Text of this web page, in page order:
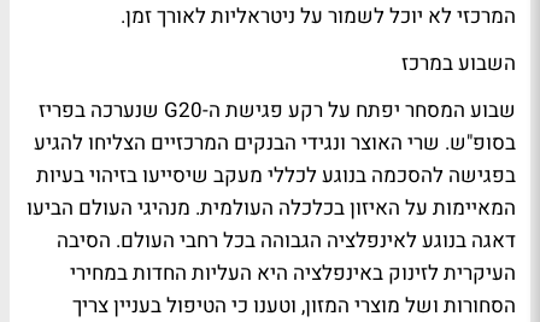
המרכזי לא יוכל לשמור על ניטראליות לאורך זמן.
השבוע במרכז
שבוע המסחר יפתח על רקע פגישת ה-G20 שנערכה בפריז
בסופ"ש. שרי האוצר ונגידי הבנקים המרכזיים הצליחו להגיע
בפגישה להסכמה בנוגע לכללי מעקב שיסייעו בזיהוי בעיות
המאיימות על האיזון בכלכלה העולמית. מנהיגי העולם הביעו
דאגה בנוגע לאינפלציה הגבוהה בכל רחבי העולם. הסיבה
העיקרית לזינוק באינפלציה היא העליות החדות במחירי
הסחורות ושל מוצרי המזון, וטענו כי הטיפול בעניין צריך